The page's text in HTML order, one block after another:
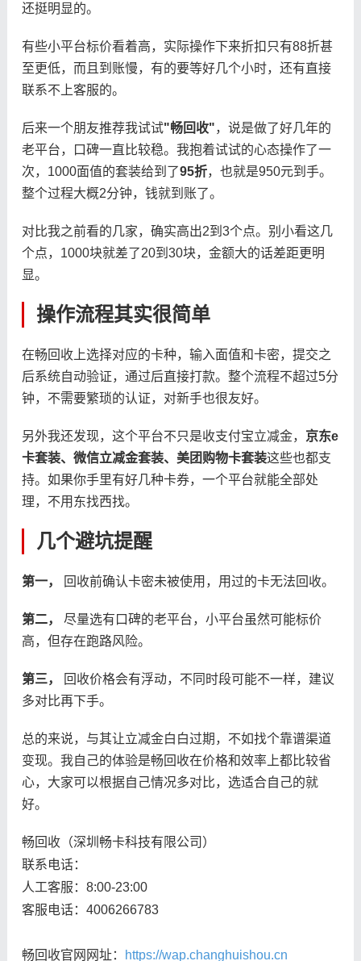
还挺明显的。
有些小平台标价看着高，实际操作下来折扣只有88折甚
至更低，而且到账慢，有的要等好几个小时，还有直接
联系不上客服的。
后来一个朋友推荐我试试"畅回收"，说是做了好几年的
老平台，口碑一直比较稳。我抱着试试的心态操作了一
次，1000面值的套装给到了95折，也就是950元到手。
整个过程大概2分钟，钱就到账了。
对比我之前看的几家，确实高出2到3个点。别小看这几
个点，1000块就差了20到30块，金额大的话差距更明
显。
操作流程其实很简单
在畅回收上选择对应的卡种，输入面值和卡密，提交之
后系统自动验证，通过后直接打款。整个流程不超过5分
钟，不需要繁琐的认证，对新手也很友好。
另外我还发现，这个平台不只是收支付宝立减金， 京东e
卡套装、微信立减金套装、美团购物卡套装这些也都支
持。如果你手里有好几种卡券，一个平台就能全部处
理，不用东找西找。
几个避坑提醒
第一， 回收前确认卡密未被使用，用过的卡无法回收。
第二，
尽量选有口碑的老平台，小平台虽然可能标价
高，但存在跑路风险。
第三，
回收价格会有浮动，不同时段可能不一样，建议
多对比再下手。
总的来说，与其让立减金白白过期，不如找个靠谱渠道
变现。我自己的体验是畅回收在价格和效率上都比较省
心，大家可以根据自己情况多对比，选适合自己的就
好。
畅回收（深圳畅卡科技有限公司）
联系电话：
人工客服：8:00-23:00
客服电话：4006266783
畅回收官网网址： https://wap.changhuishou.cn